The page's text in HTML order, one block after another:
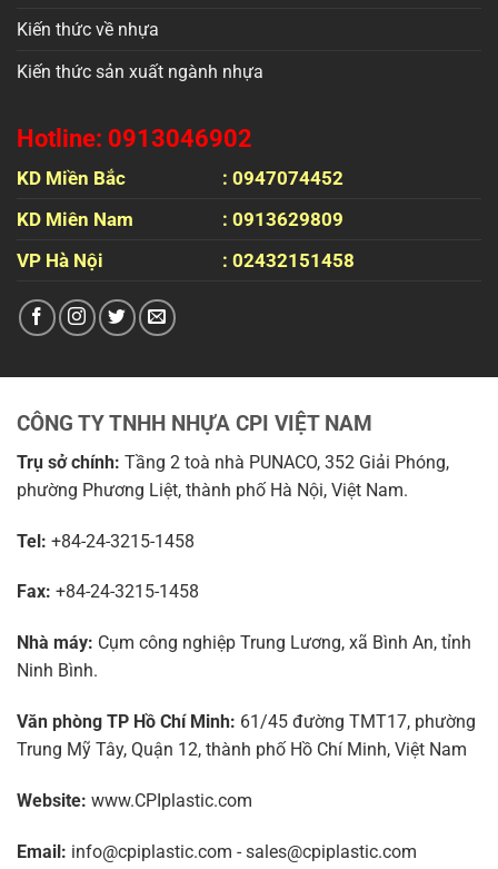
Kiến thức về nhựa
Kiến thức sản xuất ngành nhựa
Hotline: 0913046902
KD Miền Bắc
: 0947074452
KD Miên Nam
: 0913629809
VP Hà Nội
: 02432151458
CÔNG TY TNHH NHỰA CPI VIỆT NAM
Trụ sở chính: Tầng 2 toà nhà PUNACO, 352 Giải Phóng,
phường Phương Liệt, thành phố Hà Nội, Việt Nam.
Tel: +84-24-3215-1458
Fax: +84-24-3215-1458
Nhà máy: Cụm công nghiệp Trung Lương, xã Bình An, tỉnh
Ninh Bình.
Văn phòng TP Hồ Chí Minh: 61/45 đường TMT17, phường
Trung Mỹ Tây, Quận 12, thành phố Hồ Chí Minh, Việt Nam
Website: www.CPIplastic.com
Email: info@cpiplastic.com - sales@cpiplastic.com